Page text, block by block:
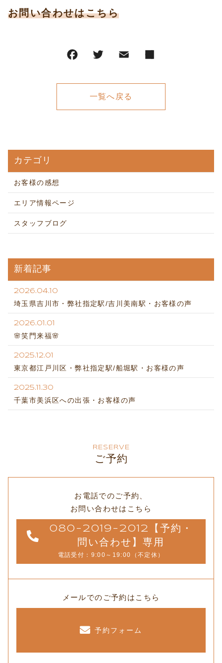
お問い合わせはこちら
一覧へ戻る
カテゴリ
お客様の感想
エリア情報ページ
スタッフブログ
新着記事
2026.04.10
埼玉県吉川市・弊社指定駅/吉川美南駅・お客様の声
2026.01.01
🌸笑門来福🌸
2025.12.01
東京都江戸川区・弊社指定駅/船堀駅・お客様の声
2025.11.30
千葉市美浜区への出張・お客様の声
RESERVE
ご予約
お電話でのご予約、
お問い合わせはこちら
080-2019-2012【予約・
問い合わせ】専用
電話受付：9:00～19:00（不定休）
メールでのご予約はこちら
予約フォーム